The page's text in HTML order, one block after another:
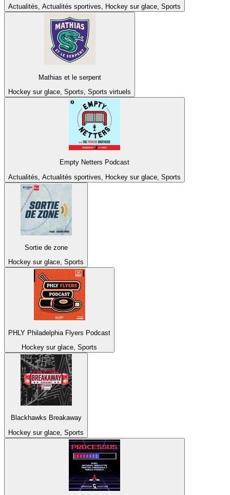
Actualités, Actualités sportives, Hockey sur glace, Sports
Mathias et le serpent
Hockey sur glace, Sports, Sports virtuels
Empty Netters Podcast
Actualités, Actualités sportives, Hockey sur glace, Sports
Sortie de zone
Hockey sur glace, Sports
PHLY Philadelphia Flyers Podcast
Hockey sur glace, Sports
Blackhawks Breakaway
Hockey sur glace, Sports